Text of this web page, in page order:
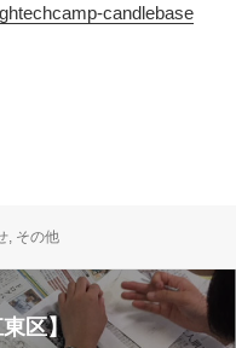
candlebase
, その他
区】